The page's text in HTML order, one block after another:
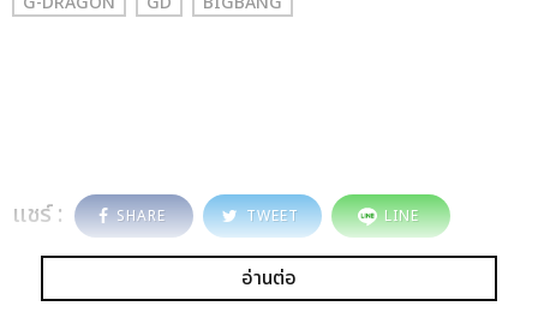
แชร์ : SHARE TWEET LINE
อ่านต่อ